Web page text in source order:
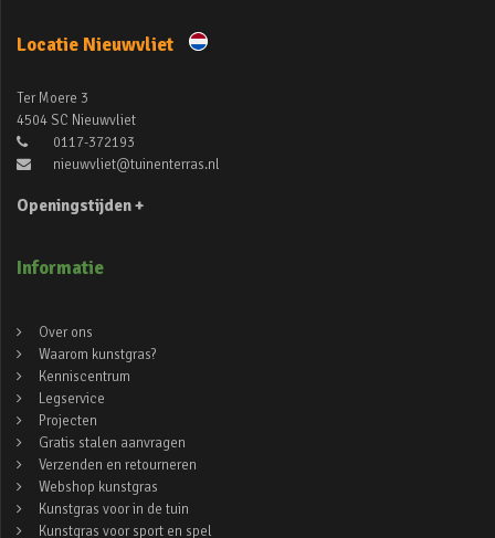
Locatie Nieuwvliet
Ter Moere 3
4504 SC Nieuwvliet
0117-372193
nieuwvliet@tuinenterras.nl
Openingstijden +
Informatie
Over ons
Waarom kunstgras?
Kenniscentrum
Legservice
Projecten
Gratis stalen aanvragen
Verzenden en retourneren
Webshop kunstgras
Kunstgras voor in de tuin
Kunstgras voor sport en spel